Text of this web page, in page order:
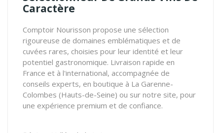
Caractère
Comptoir Nourisson propose une sélection
rigoureuse de domaines emblématiques et de
cuvées rares, choisies pour leur identité et leur
potentiel gastronomique. Livraison rapide en
France et à l'international, accompagnée de
conseils experts, en boutique à La Garenne-
Colombes (Hauts-de-Seine) ou sur notre site, pour
une expérience premium et de confiance.